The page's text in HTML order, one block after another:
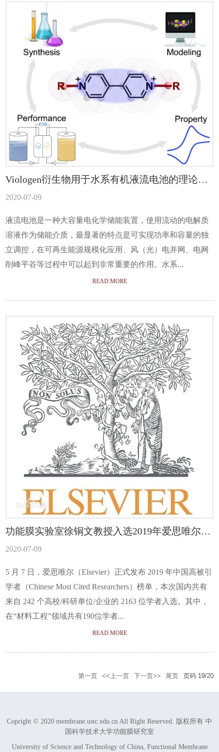
Viologen衍生物用于水系有机液流电池的理论与
实验研究
2020-07-09
液流电池是一种大容量电化学储能装置，使用流动的电解质
溶液作为储能介质，最显著的特点是可实现功率和容量的独
立调控，在可再生能源规模化应用、风（光）电并网、电网
削峰平谷等过程中可以起到非常重要的作用。水系...
READ MORE
功能膜实验室徐铜文教授入选2019年爱思唯尔中
国高被引学者
2020-07-09
5 月 7 日，爱思唯尔（Elsevier）正式发布 2019 年中国高被引
学者（Chinese Most Cited Researchers）榜单，本次国内共有
来自 242 个高校/科研单位/企业的 2163 位学者入选。其中，
在“材料工程”领域共有190位学者...
READ MORE
第一页 <<上一页 下一页>> 尾页 页码 19/20
Copright © 2020 membrane.ustc.edu.cn All Right Reserved. 版权所有 中
国科学技术大学功能膜研究室
University of Science and Technology of China, Functional Membrane